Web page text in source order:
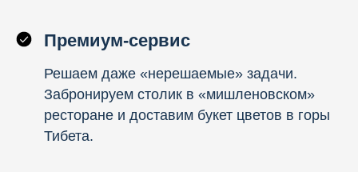
Премиум-сервис
Решаем даже «нерешаемые» задачи.
Забронируем столик в «мишленовском»
ресторане и доставим букет цветов в горы
Тибета.